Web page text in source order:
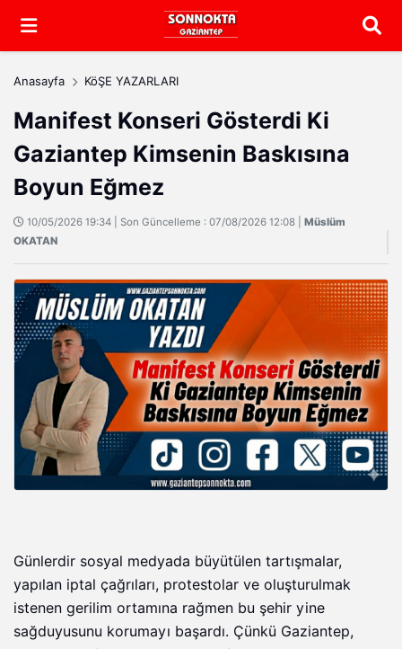
Arama
Anasayfa KöŞE YAZARLARI
Manifest Konseri Gösterdi Ki
Gaziantep Kimsenin Baskısına
Boyun Eğmez
10/05/2026 19:34 | Son Güncelleme : 07/08/2026 12:08 | Müslüm
OKATAN
Günlerdir sosyal medyada büyütülen tartışmalar,
yapılan iptal çağrıları, protestolar ve oluşturulmak
istenen gerilim ortamına rağmen bu şehir yine
sağduyusunu korumayı başardı. Çünkü Gaziantep,